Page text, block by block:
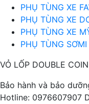
PHỤ TÙNG XE
PHỤ TÙNG XE
PHỤ TÙNG XE
PHỤ TÙNG SƠMI
VỎ LỐP DOUBLE COIN
Bảo hành và bảo
Hotline: 0976607907